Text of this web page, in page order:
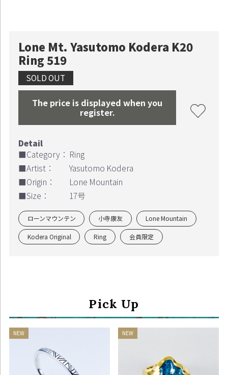
Lone Mt. Yasutomo Kodera K20
Ring 519
SOLD OUT
The price is displayed when you
register.
■Category： Ring
■Artist：
Yasutomo Kodera
■Origin：
Lone Mountain
■Size：
17号
ローンマウンテン 小寺康友 Lone Mountain
Kodera Original Ring 会員限定
Continue shopping Proceed to Cart
Pick Up